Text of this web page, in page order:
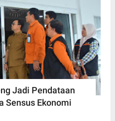
Jadi Pendataan
Sensus Ekonomi